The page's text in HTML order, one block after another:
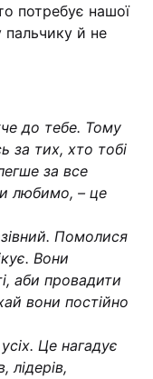
потребує нашої
й не
до тебе. Тому
за тих, хто тобі
за все
любимо, – це
Помолися
Вони
аби провадити
вони постійно
Це нагадує
лідерів,